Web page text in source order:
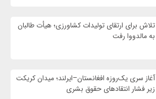
تلاش برای ارتقای تولیدات کشاورزی؛ هیأت طالبان
به مالدووا رفت
آغاز سری یک‌روزه افغانستان–ایرلند؛ میدان کریکت
زیر فشار انتقادهای حقوق بشری